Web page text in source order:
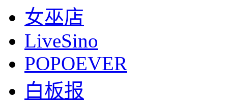
女巫店
LiveSino
POPOEVER
白板报